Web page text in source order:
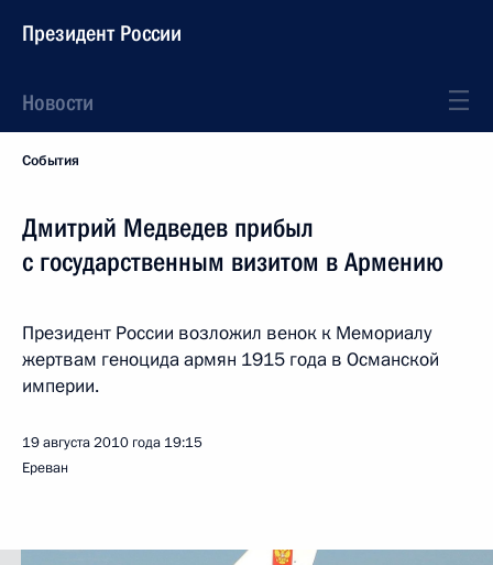
Президент России
Новости
События
Дмитрий Медведев прибыл
с государственным визитом в Армению
Президент России возложил венок к Мемориалу
жертвам геноцида армян 1915 года в Османской
империи.
19 августа 2010 года 19:15
Ереван